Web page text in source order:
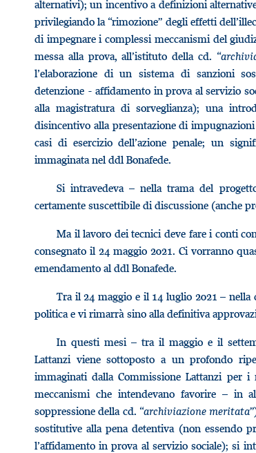
alternativi); un incentivo a definizioni
privilegiando la “rimozione” degli effetti
di impegnare i complessi meccanismi del
messa alla prova, all’istituto della cd. “
l’elaborazione di un sistema di sanzioni
detenzione - affidamento in prova al servizio
alla magistratura di sorveglianza); una
disincentivo alla presentazione di
casi di esercizio dell’azione penale; un
immaginata nel ddl Bonafede.
Si intravedeva – nella trama del
certamente suscettibile di discussione (anche
Ma il lavoro dei tecnici deve fare i conti
consegnato il 24 maggio 2021. Ci vorranno
emendamento al ddl Bonafede.
Tra il 24 maggio e il 14 luglio 2021 –
politica e vi rimarrà sino alla definitiva
In questi mesi – tra il maggio e il
Lattanzi viene sottoposto a un profondo
immaginati dalla Commissione Lattanzi per
meccanismi che intendevano favorire – in
soppressione della cd. “archiviazione meritata
sostitutive alla pena detentiva (non essendo
l’affidamento in prova al servizio sociale); si